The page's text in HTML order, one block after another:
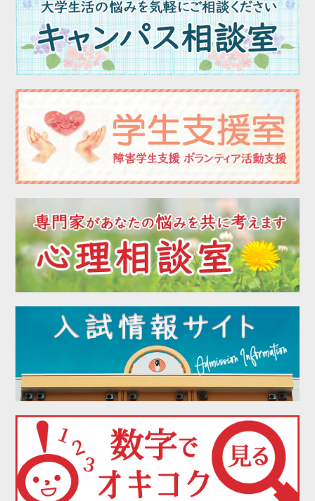
2023年04月
2023年03月
2023年02月
2023年01月
2022年12月
2022年11月
2022年10月
2022年09月
2022年08月
2022年06月
2022年05月
2022年04月
2022年03月
2022年02月
2022年01月
2021年11月
2021年10月
2021年09月
2021年08月
2021年07月
2021年06月